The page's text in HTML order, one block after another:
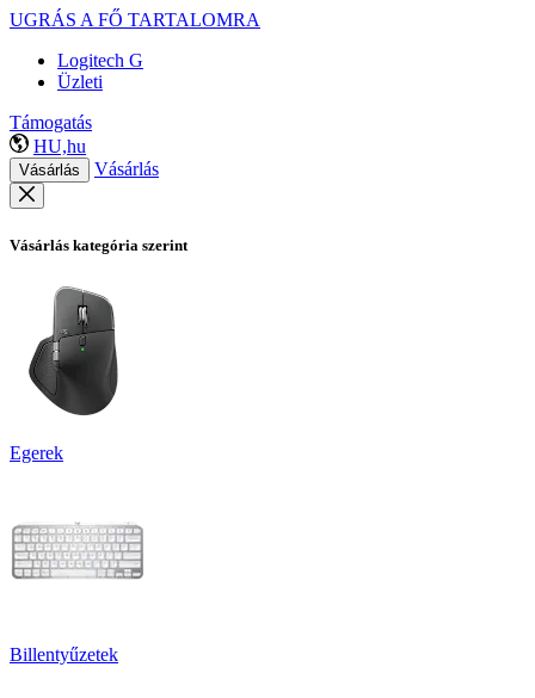
UGRÁS A FŐ TARTALOMRA
Logitech G
Üzleti
Támogatás
HU,hu
Vásárlás Vásárlás
Vásárlás kategória szerint
Egerek
Billentyűzetek